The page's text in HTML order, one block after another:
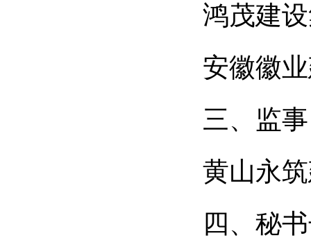
鸿茂建
安徽徽
三、监
黄山永
四、秘